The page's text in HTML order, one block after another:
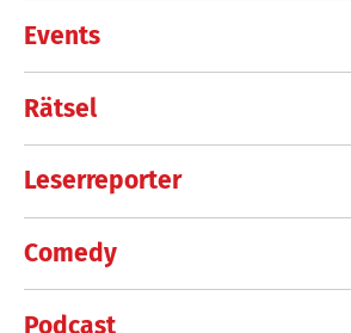
Events
Rätsel
Leserreporter
Comedy
Podcast